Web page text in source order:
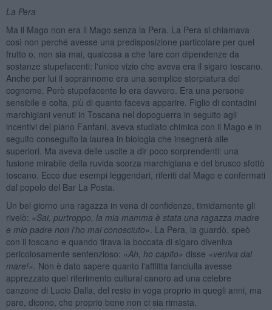
La Pera
Ma il Mago non era il Mago senza la Pera. La Pera si chiamava
così non perché avesse una predisposizione particolare per quel
frutto o, non sia mai, qualcosa a che fare con dipendenze da
sostanze stupefacenti: l'unico vizio che aveva era il sigaro toscano.
Anche per lui il soprannome era una semplice storpiatura del
cognome. Però stupefacente lo era davvero. Era una persone
sensibile e colta, più di quanto faceva apparire. Figlio di contadini
marchigiani venuti in Toscana nel dopoguerra in seguito agli
incentivi del piano Fanfani, aveva studiato chimica con il Mago e in
seguito conseguito la laurea in biologia che insegnerà alle
superiori. Ma aveva delle uscite a dir poco sorprendenti: una
fusione mirabile della ruvida scorza marchigiana e del brusco sfottò
toscano. Ecco due esempi leggendari, riferiti dal Mago e confermati
dal popolo del Bar La Posta.
Un bel giorno una ragazza in vena di confidenze, timidamente gli
rivelò: «Sai, purtroppo, la mia mamma è stata una ragazza madre
e mio padre non l'ho mai conosciuto» . La Pera, la guardò, speò
con il toscano e quando tirava la boccata di sigaro diveniva
pericolosamente sentenzioso: «Ah, ho capito» disse «veniva dal
mare!». Non è dato sapere quanto l'afflitta fanciulla avesse
apprezzato quel riferimento cultural canoro ad una celebre
canzone di Lucio Dalla, del resto in voga proprio in quegli anni, ma
pare, dicono, che proprio bene non ci sia rimasta.